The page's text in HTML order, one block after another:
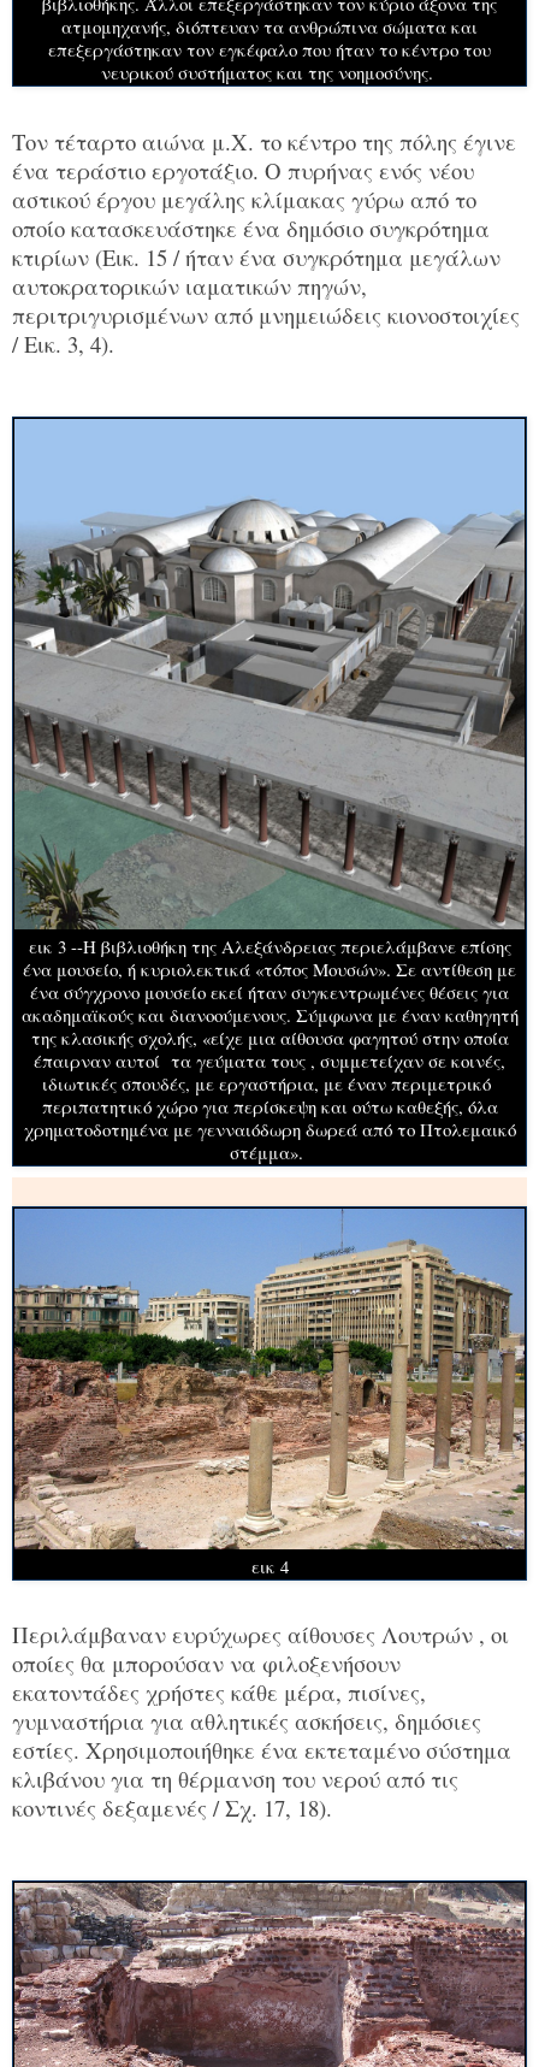
ατμομηχανής, διόπτευαν τα ανθρώπινα σώματα και
επεξεργάστηκαν τον εγκέφαλο που ήταν το κέντρο του
νευρικού συστήματος και της νοημοσύνης.
Τον τέταρτο αιώνα μ.Χ. το κέντρο της πόλης έγινε
ένα τεράστιο εργοτάξιο. Ο πυρήνας ενός νέου
αστικού έργου μεγάλης κλίμακας γύρω από το
οποίο κατασκευάστηκε ένα δημόσιο συγκρότημα
κτιρίων (Εικ. 15 / ήταν ένα συγκρότημα μεγάλων
αυτοκρατορικών ιαματικών πηγών,
περιτριγυρισμένων από μνημειώδεις κιονοστοιχίες
/ Εικ. 3, 4).
εικ 3 --Η βιβλιοθήκη της Αλεξάνδρειας περιελάμβανε επίσης
ένα μουσείο, ή κυριολεκτικά «τόπος Μουσών». Σε αντίθεση με
ένα σύγχρονο μουσείο εκεί ήταν συγκεντρωμένες θέσεις για
ακαδημαϊκούς και διανοούμενους. Σύμφωνα με έναν καθηγητή
της κλασικής σχολής, «είχε μια αίθουσα φαγητού στην οποία
έπαιρναν αυτοί τα γεύματα τους , συμμετείχαν σε κοινές,
ιδιωτικές σπουδές, με εργαστήρια, με έναν περιμετρικό
περιπατητικό χώρο για περίσκεψη και ούτω καθεξής, όλα
χρηματοδοτημένα με γενναιόδωρη δωρεά από το Πτολεμαικό
στέμμα».
εικ 4
Περιλάμβαναν ευρύχωρες αίθουσες Λουτρών , οι
οποίες θα μπορούσαν να φιλοξενήσουν
εκατοντάδες χρήστες κάθε μέρα, πισίνες,
γυμναστήρια για αθλητικές ασκήσεις, δημόσιες
εστίες. Χρησιμοποιήθηκε ένα εκτεταμένο σύστημα
κλιβάνου για τη θέρμανση του νερού από τις
κοντινές δεξαμενές / Σχ. 17, 18).